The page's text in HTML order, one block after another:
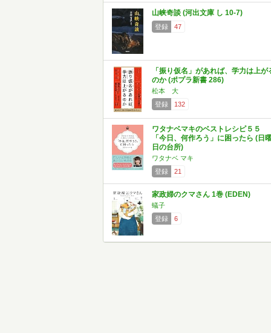
山峡奇談 (河出文庫 し 10-7)
登録 47
「振り仮名」があれば、学力は上が
のか (ポプラ新書 286)
松本 大
登録
132
ワタナベマキのベストレシピ５５
「今日、何作ろう」に困ったら (日
日の台所)
ワタナベ マキ
登録
21
家政婦のクマさん 1巻 (EDEN)
蟻子
登録
6